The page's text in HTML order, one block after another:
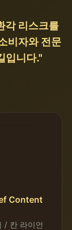
각 리스크를
비자와 전문
입니다."
Content
/ 칸 라이언